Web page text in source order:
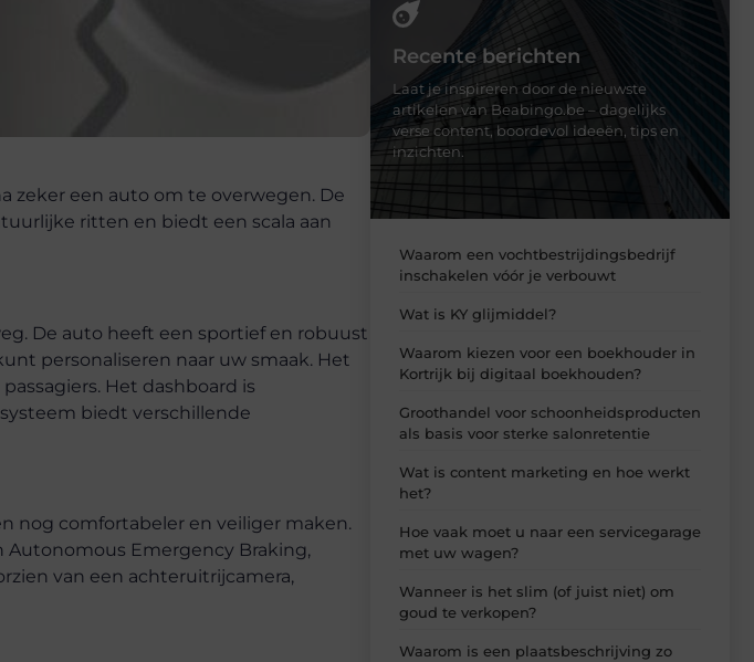
zeker een auto om te overwegen. De
ritten en biedt een scala aan
De auto heeft een sportief en robuust
personaliseren naar uw smaak. Het
Het dashboard is
biedt verschillende
nog comfortabeler en veiliger maken.
Autonomous Emergency Braking,
van een achteruitrijcamera,
Recente berichten
Laat je inspireren door de nieuwste
artikelen van Beabingo.be – dagelijks
verse content, boordevol ideeën, tips en
inzichten.
Waarom een vochtbestrijdingsbedrijf
inschakelen vóór je verbouwt
Wat is KY glijmiddel?
Waarom kiezen voor een boekhouder in
Kortrijk bij digitaal boekhouden?
Groothandel voor schoonheidsproducten
als basis voor sterke salonretentie
Wat is content marketing en hoe werkt
het?
Hoe vaak moet u naar een servicegarage
met uw wagen?
Wanneer is het slim (of juist niet) om
goud te verkopen?
Waarom is een plaatsbeschrijving zo